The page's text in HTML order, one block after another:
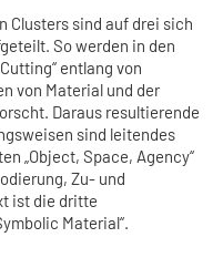
Clusters sind auf drei sich
So werden in den
entlang von
von Material und der
Daraus resultierende
sind leitendes
„Object, Space, Agency“
Zu- und
ist die dritte
Material“.